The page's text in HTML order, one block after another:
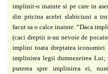
implinit-o inainte si pe care in
din pricina acelei slabiciuni a
facut sa o calce inainte.“Daca
(caci dreptii n-au nevoie de
implini toata dreptatea iconomiei
implinirea legii dumnezeirea Lui;
puterea spre implinirea ei,